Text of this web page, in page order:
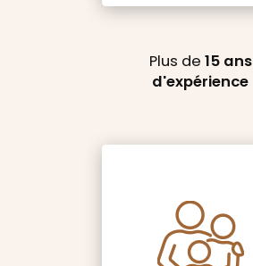
Plus de 15 ans
d'expérience